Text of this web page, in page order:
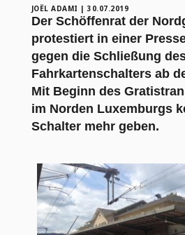
JOËL ADAMI |30.07.2019
Der Schöffenrat der
protestiert in einer
gegen die Schließung
Fahrkartenschalters ab
Mit Beginn des
im Norden Luxemburgs
Schalter mehr geben.